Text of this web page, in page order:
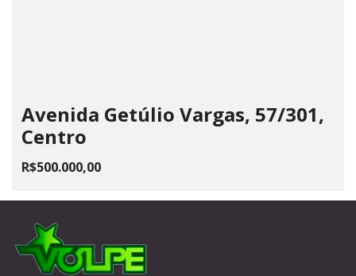
Avenida Getúlio Vargas, 57/301,
Centro
R$500.000,00